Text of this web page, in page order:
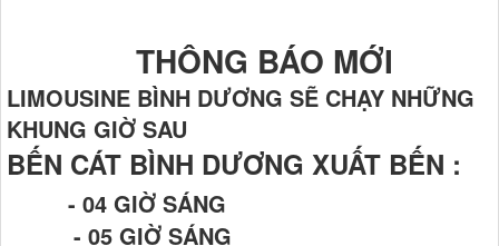
THÔNG BÁO MỚI
LIMOUSINE BÌNH DƯƠNG SẼ CHẠY NHỮNG
KHUNG GIỜ SAU
BẾN CÁT BÌNH DƯƠNG XUẤT BẾN :
- 04 GIỜ SÁNG
- 05 GIỜ SÁNG